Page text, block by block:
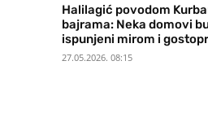
Halilagić povodom
bajrama: Neka domovi
ispunjeni mirom i
27.05.2026. 08:15